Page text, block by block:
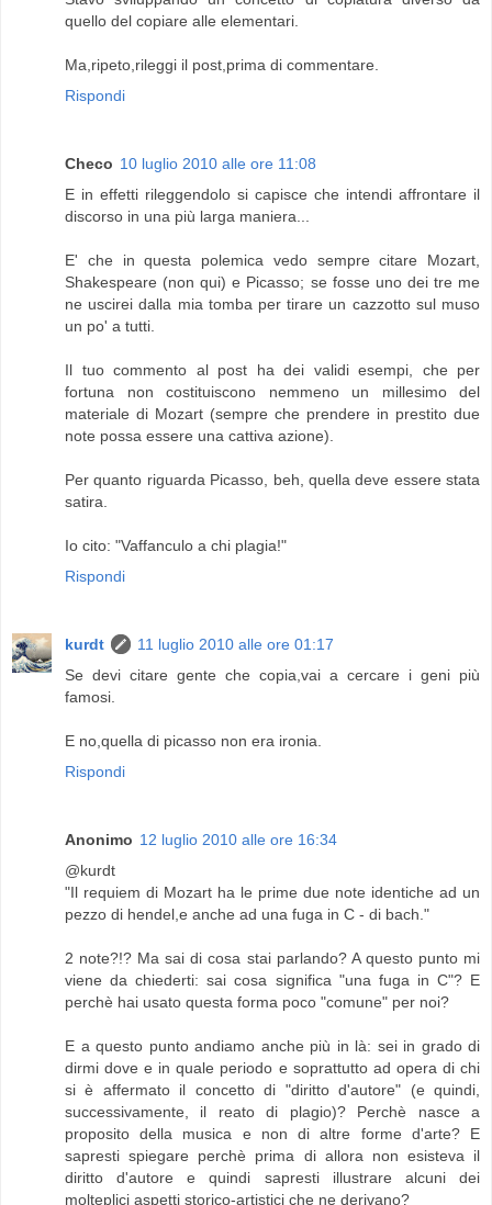
quello del copiare alle elementari.
Ma,ripeto,rileggi il post,prima di commentare.
Rispondi
Checo 10 luglio 2010 alle ore 11:08
E in effetti rileggendolo si capisce che intendi affrontare il
discorso in una più larga maniera...
E' che in questa polemica vedo sempre citare Mozart,
Shakespeare (non qui) e Picasso; se fosse uno dei tre me
ne uscirei dalla mia tomba per tirare un cazzotto sul muso
un po' a tutti.
Il tuo commento al post ha dei validi esempi, che per
fortuna non costituiscono nemmeno un millesimo del
materiale di Mozart (sempre che prendere in prestito due
note possa essere una cattiva azione).
Per quanto riguarda Picasso, beh, quella deve essere stata
satira.
Io cito: "Vaffanculo a chi plagia!"
Rispondi
kurdt
11 luglio 2010 alle ore 01:17
Se devi citare gente che copia,vai a cercare i geni più
famosi.
E no,quella di picasso non era ironia.
Rispondi
Anonimo 12 luglio 2010 alle ore 16:34
@kurdt
"Il requiem di Mozart ha le prime due note identiche ad un
pezzo di hendel,e anche ad una fuga in C - di bach."
2 note?!? Ma sai di cosa stai parlando? A questo punto mi
viene da chiederti: sai cosa significa "una fuga in C"? E
perchè hai usato questa forma poco "comune" per noi?
E a questo punto andiamo anche più in là: sei in grado di
dirmi dove e in quale periodo e soprattutto ad opera di chi
si è affermato il concetto di "diritto d'autore" (e quindi,
successivamente, il reato di plagio)? Perchè nasce a
proposito della musica e non di altre forme d'arte? E
sapresti spiegare perchè prima di allora non esisteva il
diritto d'autore e quindi sapresti illustrare alcuni dei
molteplici aspetti storico-artistici che ne derivano?